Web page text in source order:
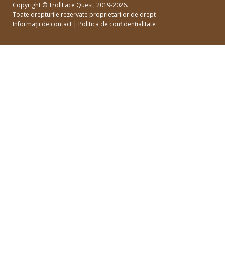
Copyright ©TrollFace Quest, 2019-2026.
Toate drepturile rezervate proprietarilor de drept
Informații de contact | Politica de confidențialitate